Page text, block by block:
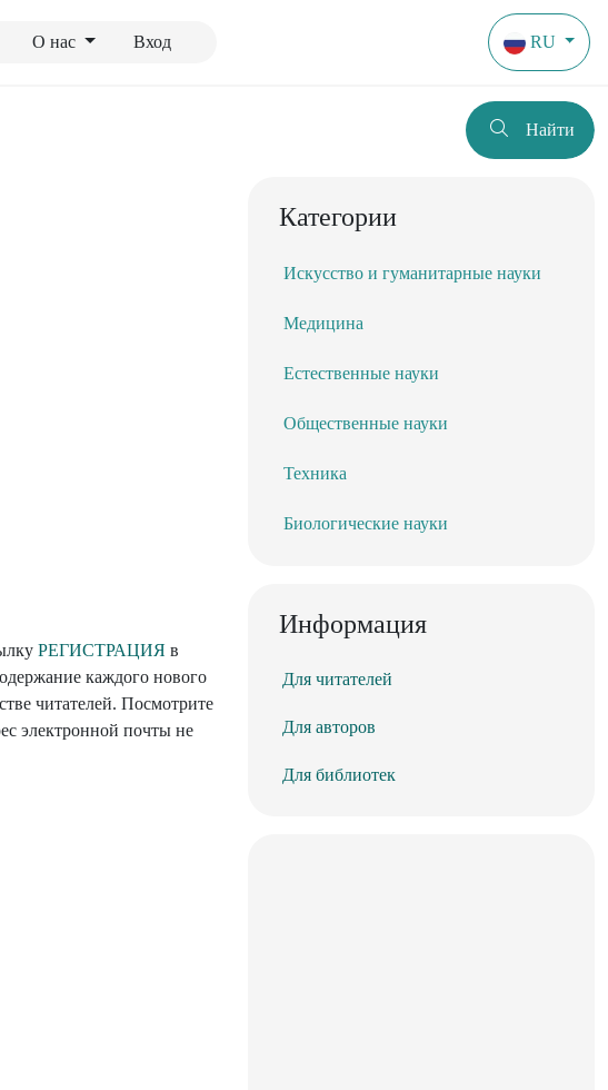
О нас Вход RU
Найти
РЕГИСТРАЦИЯ в
каждого нового
читателей. Посмотрите
электронной почты не
Категории
Искусство и гуманитарные науки
Медицина
Естественные науки
Общественные науки
Техника
Биологические науки
Информация
Для читателей
Для авторов
Для библиотек